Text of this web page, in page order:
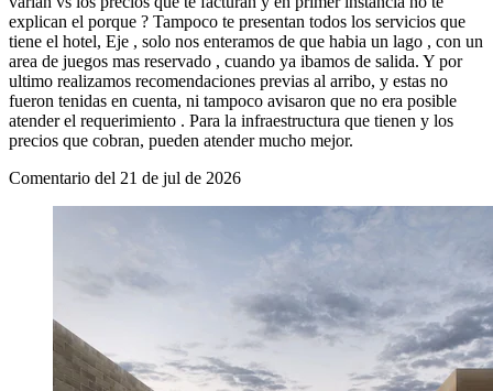
explican el porque ? Tampoco te presentan todos los servicios que
tiene el hotel, Eje , solo nos enteramos de que habia un lago , con un
area de juegos mas reservado , cuando ya ibamos de salida. Y por
ultimo realizamos recomendaciones previas al arribo, y estas no
fueron tenidas en cuenta, ni tampoco avisaron que no era posible
atender el requerimiento . Para la infraestructura que tienen y los
precios que cobran, pueden atender mucho mejor.
Comentario del 21 de jul de 2026